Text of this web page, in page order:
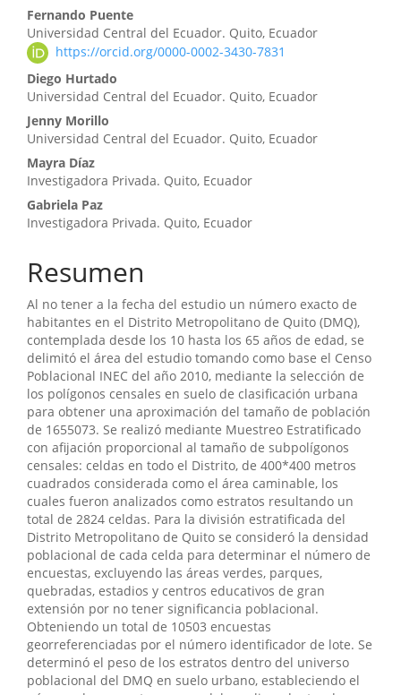
Contenido
principal
del
artículo
Fernando Puente
Universidad Central del Ecuador. Quito, Ecuador
https://orcid.org/0000-0002-3430-7831
Diego Hurtado
Universidad Central del Ecuador. Quito, Ecuador
Jenny Morillo
Universidad Central del Ecuador. Quito, Ecuador
Mayra Díaz
Investigadora Privada. Quito, Ecuador
Gabriela Paz
Investigadora Privada. Quito, Ecuador
Resumen
Al no tener a la fecha del estudio un número exacto de
habitantes en el Distrito Metropolitano de Quito (DMQ),
contemplada desde los 10 hasta los 65 años de edad, se
delimitó el área del estudio tomando como base el Censo
Poblacional INEC del año 2010, mediante la selección de
los polígonos censales en suelo de clasificación urbana
para obtener una aproximación del tamaño de población
de 1655073. Se realizó mediante Muestreo Estratificado
con afijación proporcional al tamaño de subpolígonos
censales: celdas en todo el Distrito, de 400*400 metros
cuadrados considerada como el área caminable, los
cuales fueron analizados como estratos resultando un
total de 2824 celdas. Para la división estratificada del
Distrito Metropolitano de Quito se consideró la densidad
poblacional de cada celda para determinar el número de
encuestas, excluyendo las áreas verdes, parques,
quebradas, estadios y centros educativos de gran
extensión por no tener significancia poblacional.
Obteniendo un total de 10503 encuestas
georreferenciadas por el número identificador de lote. Se
determinó el peso de los estratos dentro del universo
poblacional del DMQ en suelo urbano, estableciendo el